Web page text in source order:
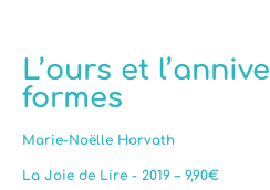
L’ours et
formes
Marie-Noëlle Horvath
La Joie de Lire - 2019 – 9,90€